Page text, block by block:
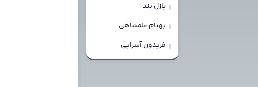
پازل بند
بهنام علمشاهی
فریدون آسرایی